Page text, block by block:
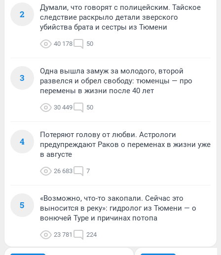
2
Думали, что говорят с полицейским. Тайское
следствие раскрыло детали зверского
убийства брата и сестры из Тюмени
40 178 50
3
Одна вышла замуж за молодого, второй
развелся и обрел свободу: тюменцы — про
перемены в жизни после 40 лет
30 449 50
4
Потеряют голову от любви. Астрологи
предупреждают Раков о переменах в жизни уже
в августе
26 683 7
5
«Возможно, что-то закопали. Сейчас это
выносится в реку»: гидролог из Тюмени — о
вонючей Туре и причинах потопа
23 781 224